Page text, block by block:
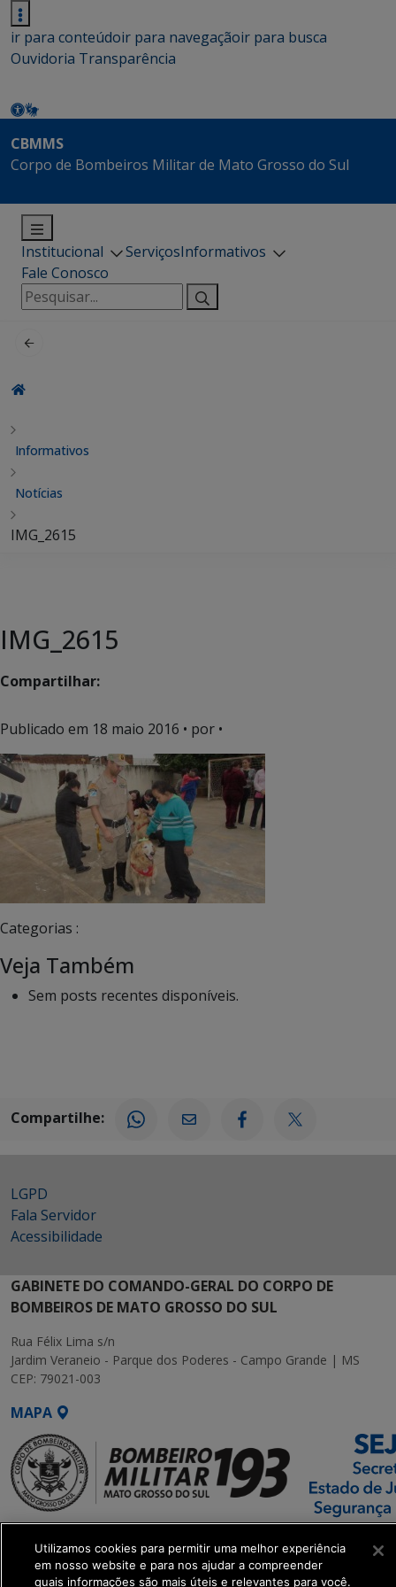
ir para conteúdoir para navegaçãoir para busca
Ouvidoria Transparência
CBMMS
Corpo de Bombeiros Militar de Mato Grosso do Sul
Institucional ServiçosInformativos
Fale Conosco
Pesquisar
por:
Informativos
Notícias
IMG_2615
IMG_2615
Compartilhar:
Publicado em 18 maio 2016 • por •
Categorias :
Veja Também
Sem posts recentes disponíveis.
Compartilhe:
LGPD
Fala Servidor
Acessibilidade
GABINETE DO COMANDO-GERAL DO CORPO DE
BOMBEIROS DE MATO GROSSO DO SUL
Rua Félix Lima s/n
Jardim Veraneio - Parque dos Poderes - Campo Grande | MS
CEP: 79021-003
MAPA
SETDIG | Secretaria-
Executiva de
Transformação Digital
Utilizamos cookies para permitir uma melhor experiência
em nosso website e para nos ajudar a compreender
quais informações são mais úteis e relevantes para você.